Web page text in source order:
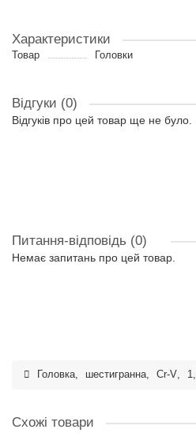
Характеристики
Товар Головки
Відгуки (0)
Відгуків про цей товар ще не було.
Питання-відповідь (0)
Немає запитань про цей товар.
Головка, шестигранна, Cr-V, 1,
Схожі товари